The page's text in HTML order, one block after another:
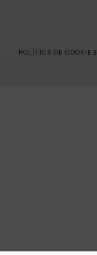
POLÍTICA DE COOKIES